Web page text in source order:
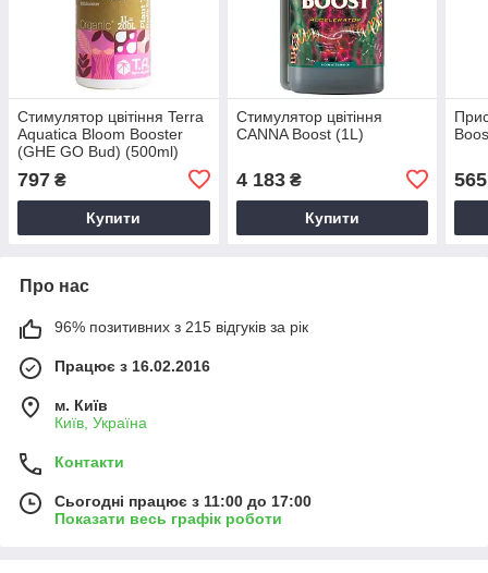
Стимулятор цвітіння Terra
Aquatica Bloom Booster
(GHE GO Bud) (500ml)
797 ₴
Купити
Стимулятор цвітіння
CANNA Boost (1L)
4 183₴
Купити
565
Про нас
96% позитивних з 215 відгуків за рік
Працює з 16.02.2016
м. Київ
Київ, Україна
Контакти
Сьогодні працює з 11:00 до 17:00
Показати весь графік роботи